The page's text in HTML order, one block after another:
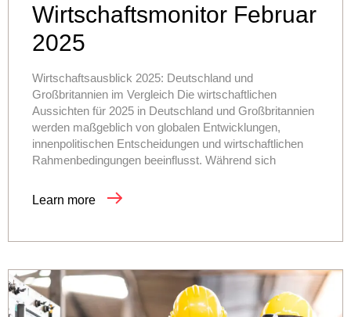
Wirtschaftsmonitor Februar
2025
Wirtschaftsausblick 2025: Deutschland und
Großbritannien im Vergleich Die wirtschaftlichen
Aussichten für 2025 in Deutschland und Großbritannien
werden maßgeblich von globalen Entwicklungen,
innenpolitischen Entscheidungen und wirtschaftlichen
Rahmenbedingungen beeinflusst. Während sich
Learn more